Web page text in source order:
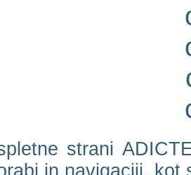
strani
in navigaciji, kot